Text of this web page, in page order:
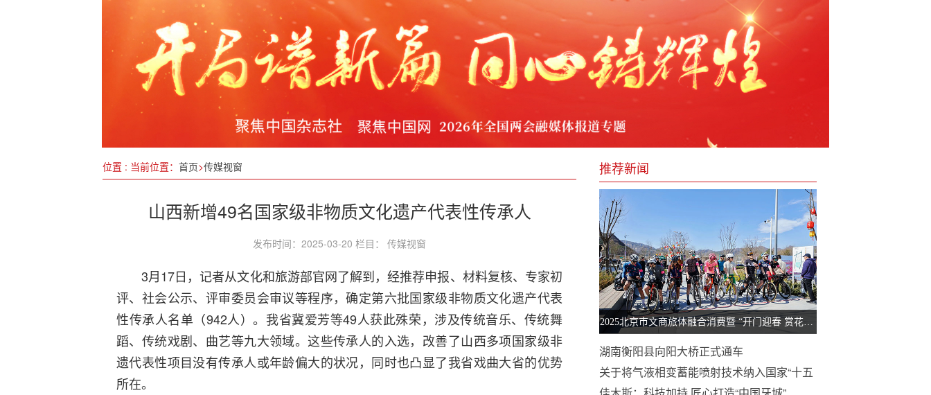
“英雄花开英雄城”2025广州传承弘扬红色文化系列活动启动
姚高员专题调研人工智能产业发展工作
聚焦农博会：广西现代农业新实践 开启富农强农新篇章
颈椎病患者必看！教你正确应对颈椎病的方法！
四部门联合印发意见打击证券期货违法犯罪活动
位置 : 当前位置： 首页>传媒视窗
山西新增49名国家级非物质文化遗产代表性传承人
发布时间：2025-03-20 栏目： 传媒视窗
3月17日，记者从文化和旅游部官网了解到，经推荐申报、材料复核、专家初
评、社会公示、评审委员会审议等程序，确定第六批国家级非物质文化遗产代表
性传承人名单（942人）。我省冀爱芳等49人获此殊荣，涉及传统音乐、传统舞
蹈、传统戏剧、曲艺等九大领域。这些传承人的入选，改善了山西多项国家级非
遗代表性项目没有传承人或年龄偏大的状况，同时也凸显了我省戏曲大省的优势
所在。
推荐新闻
2025北京市文商旅体融合消费暨 “开门迎春 赏花京西”系列活动在门头沟檀谷商圈火热举办
湖南衡阳县向阳大桥正式通车
关于将气液相变蓄能喷射技术纳入国家“十五